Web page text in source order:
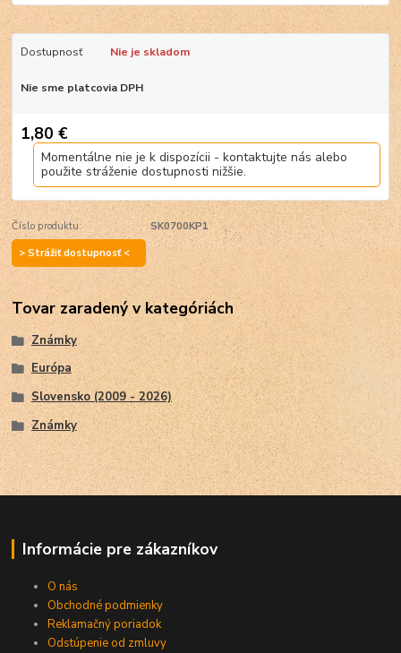
Dostupnosť Nie je skladom
Nie sme platcovia DPH
1,80 €
Momentálne nie je k dispozícii - kontaktujte nás alebo
použite stráženie dostupnosti nižšie.
Číslo produktu:
SK0700KP1
> Strážiť dostupnosť <
Tovar zaradený v kategóriách
Známky
Európa
Slovensko (2009 - 2026)
Známky
Informácie pre zákazníkov
O nás
Obchodné podmienky
Reklamačný poriadok
Odstúpenie od zmluvy